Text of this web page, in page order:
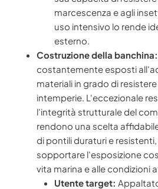
marcescenza e agli
uso intensivo lo rende
esterno.
Costruzione della banchina:
costantemente esposti
materiali in grado di
intemperie. L'eccezionale
l'integrità strutturale del
rendono una scelta
di pontili duraturi e
sopportare l'esposizione
vita marina e alle condizioni
Utente target: